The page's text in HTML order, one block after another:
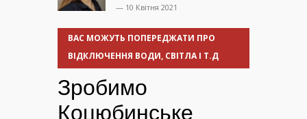
— 10 Квітня 2021
ВАС МОЖУТЬ ПОПЕРЕДЖАТИ ПРО
ВІДКЛЮЧЕННЯ ВОДИ, СВІТЛА І Т.Д